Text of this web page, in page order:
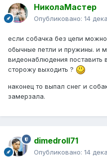
НиколаМастер
Опубликовано: 14
если собачка без цепи
обычные петли и пружины. и
видеонаблюдения поставить
сторожу выходить ?
наконец то выпал снег и
замерзала.
dimedroll71
Опубликовано: 14